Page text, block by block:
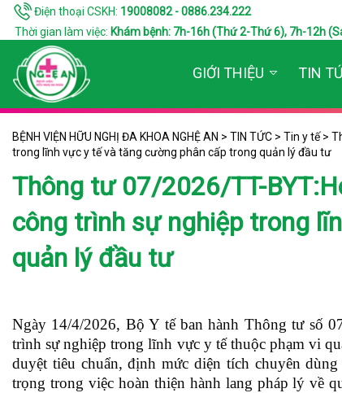
Điện thoại CSKH: 19008082 - 0886.234.222
Thời gian làm việc: Khám bệnh: 7h-16h (Thứ 2-Thứ 6), 7h-12h
GIỚI THIỆU TIN
BỆNH VIỆN HỮU NGHỊ ĐA KHOA NGHỆ AN > TIN TỨC > Tin y tế>
trong lĩnh vực y tế và tăng cường phân cấp trong quản lý đầu tư
Thông tư 07/2026/TT-
công trình sự nghiệp trong
quản lý đầu tư
Ngày 14/4/2026, Bộ Y tế ban hành Thông tư số
trình sự nghiệp trong lĩnh vực y tế thuộc phạm vi
duyệt tiêu chuẩn, định mức diện tích chuyên
trọng trong việc hoàn thiện hành lang pháp lý về